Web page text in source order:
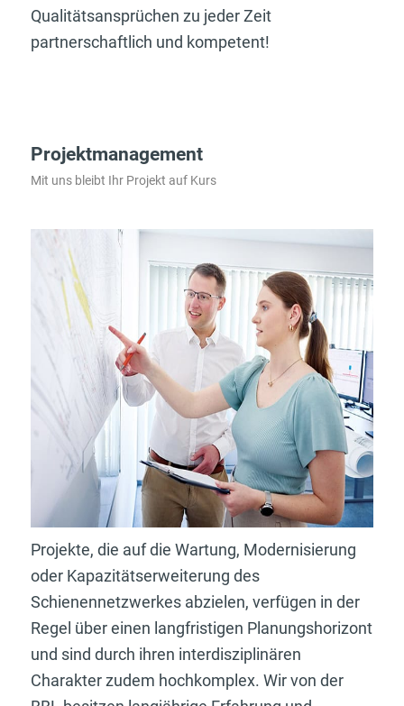
Qualitätsansprüchen zu jeder Zeit
partnerschaftlich und kompetent!
Projektmanagement
Mit uns bleibt Ihr Projekt auf Kurs
Projekte, die auf die Wartung, Modernisierung
oder Kapazitätserweiterung des
Schienennetzwerkes abzielen, verfügen in der
Regel über einen langfristigen Planungshorizont
und sind durch ihren interdisziplinären
Charakter zudem hochkomplex. Wir von der